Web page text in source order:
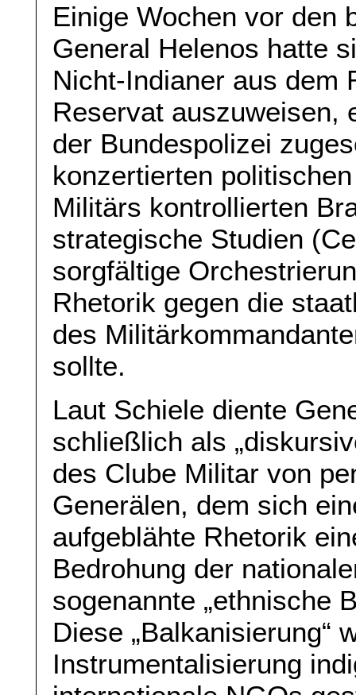
Einige Wochen vor den
General Helenos hatte
Nicht-Indianer aus dem
Reservat auszuweisen,
der Bundespolizei
konzertierten
Militärs kontrollierten
strategische Studien
sorgfältige
Rhetorik gegen die
des
sollte.
Laut Schiele diente
schließlich als
des Clube Militar von
Generälen, dem sich
aufgeblähte Rhetorik
Bedrohung der
sogenannte „ethnische
Diese „Balkanisierung“
Instrumentalisierung